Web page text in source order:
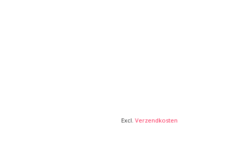
Excl. Verzendkosten